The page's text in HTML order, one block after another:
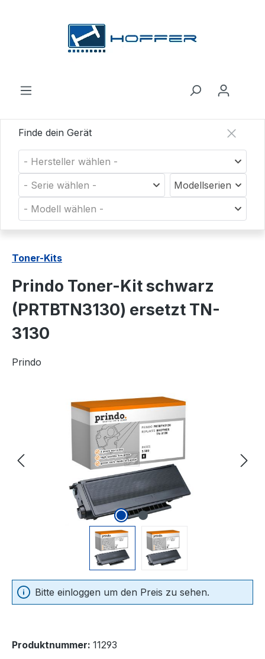
Finde dein Gerät
- Hersteller wählen -
- Serie wählen -
Modellserien
- Modell wählen -
Toner-Kits
Prindo Toner-Kit schwarz
(PRTBTN3130) ersetzt TN-
3130
Prindo
Bildergalerie überspringen
Bitte einloggen um den Preis zu sehen.
Produktnummer: 11293